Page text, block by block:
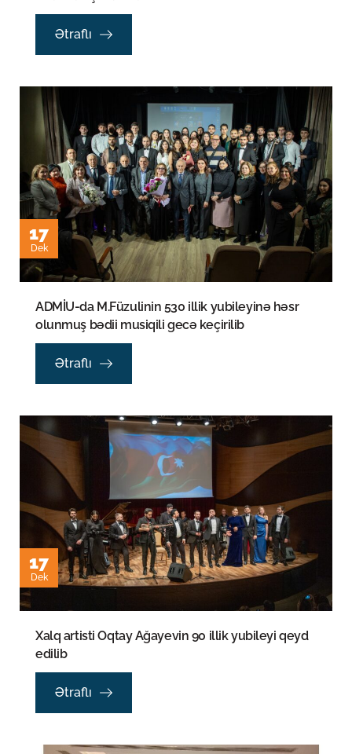
Ətraflı
17
Dek
ADMİU-da M.Füzulinin 530 illik yubileyinə həsr
olunmuş bədii musiqili gecə keçirilib
Ətraflı
17
Dek
Xalq artisti Oqtay Ağayevin 90 illik yubileyi qeyd
edilib
Ətraflı